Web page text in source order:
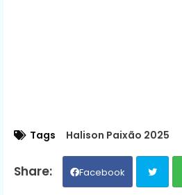
Tags Halison Paixão 2025
Facebook